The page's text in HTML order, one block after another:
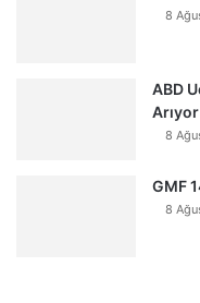
8
ABD
Arıyor
8
GMF
8